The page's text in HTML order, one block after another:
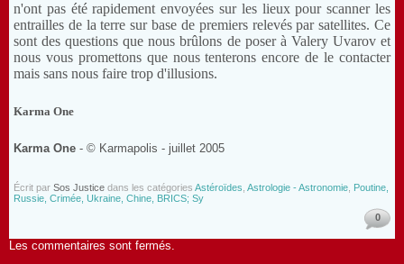
n'ont pas été rapidement envoyées sur les lieux pour scanner les
entrailles de la terre sur base de premiers relevés par satellites. Ce
sont des questions que nous brûlons de poser à Valery Uvarov et
nous vous promettons que nous tenterons encore de le contacter
mais sans nous faire trop d'illusions.
Karma One
Karma One - © Karmapolis - juillet 2005
Écrit par Sos Justice dans les catégories Astéroïdes Astrologie - Astronomie Poutine,
Russie, Crimée, Ukraine, Chine, BRICS; Sy
0
Les commentaires sont fermés.